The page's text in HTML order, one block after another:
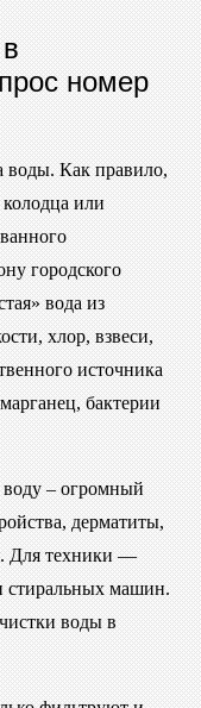
номер
воды. Как правило,
или
городского
вода из
хлор, взвеси,
источника
бактерии
– огромный
дерматиты,
Для техники —
стиральных машин.
воды в